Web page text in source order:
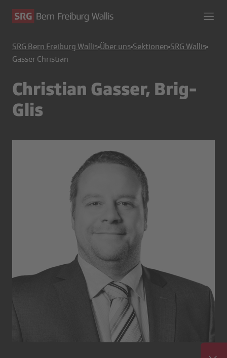
SRG Bern Freiburg Wallis Über uns Sektionen SRG Wallis
Gasser Christian
Christian Gasser, Brig-
Glis